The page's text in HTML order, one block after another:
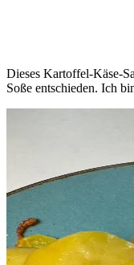
Dieses Kartoffel-Käse-
Soße entschieden. Ich